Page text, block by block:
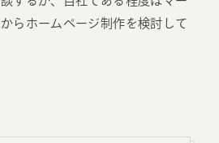
らホームページ制作を検討して